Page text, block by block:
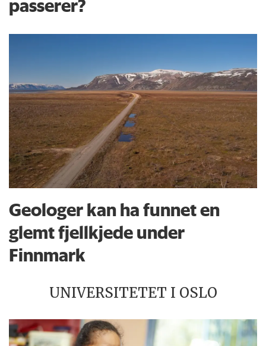
passerer?
Geologer kan ha funnet en
glemt fjellkjede under
Finnmark
UNIVERSITETET I OSLO